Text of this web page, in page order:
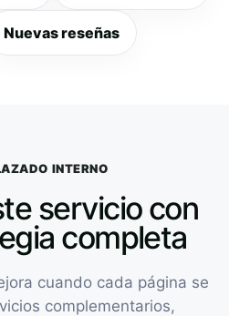
Nuevas reseñas
INTERNO
servicio con
completa
cuando cada página se
complementarios,